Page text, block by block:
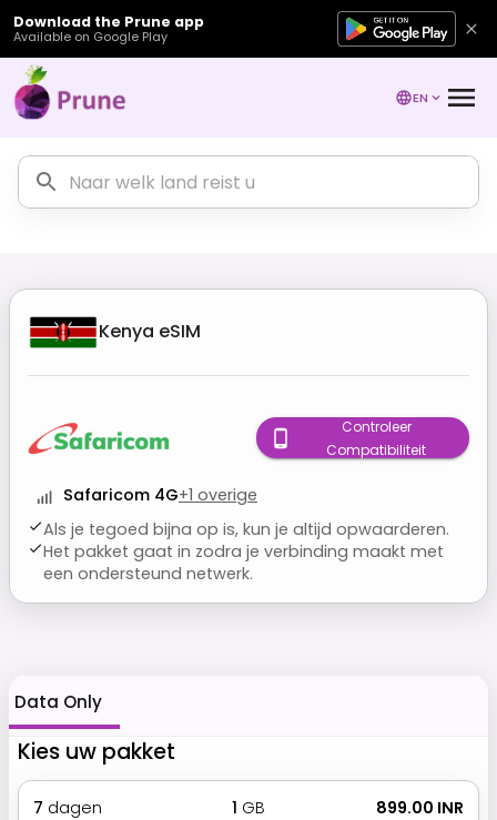
Download the Prune app
Available on Google Play
EN
Kenya eSIM
Safaricom 4G+1 overige
Als je tegoed bijna op is, kun je altijd opwaarderen.
Het pakket gaat in zodra je verbinding maakt met
een ondersteund netwerk.
Controleer
Compatibiliteit
Data Only
Kies uw pakket
7 dagen 1 GB ₹ 899.00 INR